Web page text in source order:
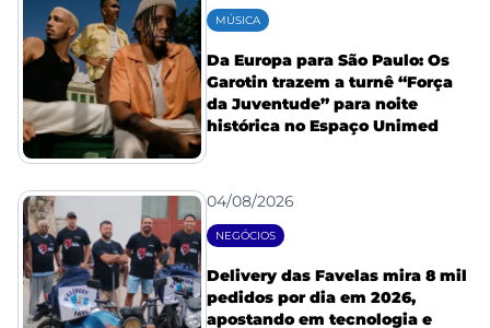
MÚSICA
Da Europa para São Paulo: Os
Garotin trazem a turnê “Força
da Juventude” para noite
histórica no Espaço Unimed
04/08/2026
NEGÓCIOS
Delivery das Favelas mira 8 mil
pedidos por dia em 2026,
apostando em tecnologia e